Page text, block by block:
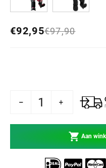
Normale prijs
Aanbiedingsprijs
€97,90
€92,95
Kickboksset Kids Camo
voor Rumble Kickboksset
Aan